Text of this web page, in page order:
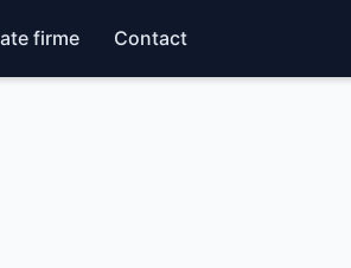
firme Contact